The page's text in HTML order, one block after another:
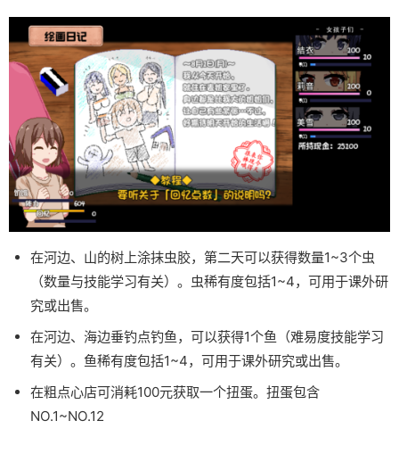
在河边、山的树上涂抹虫胶，第二天可以获得数量1~3个虫
（数量与技能学习有关）。虫稀有度包括1~4，可用于课外研
究或出售。
在河边、海边垂钓点钓鱼，可以获得1个鱼（难易度技能学习
有关）。鱼稀有度包括1~4，可用于课外研究或出售。
在粗点心店可消耗100元获取一个扭蛋。扭蛋包含
NO.1~NO.12